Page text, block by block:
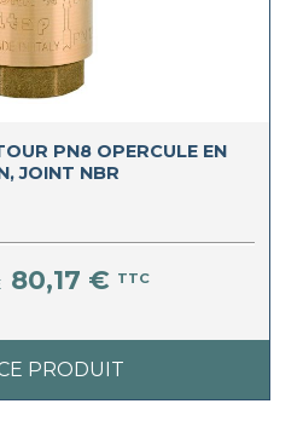
PN8 OPERCULE EN
JOINT NBR
80,17 € TTC
PRODUIT